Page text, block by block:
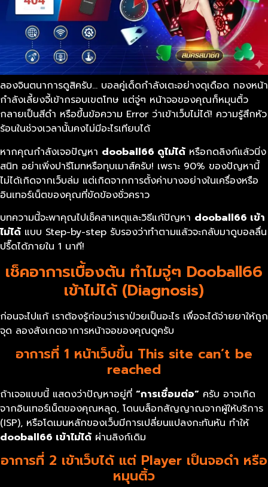
ลองจินตนาการดูสิครับ… บอลคู่เด็ดกำลังเตะอย่างดุเดือด กองหน้า
กำลังเลี้ยงจี้เข้ากรอบเขตโทษ แต่จู่ๆ หน้าจอของคุณก็หมุนติ้ว
กลายเป็นสีดำ หรือขึ้นข้อความ Error ว่าเข้าเว็บไม่ได้! ความรู้สึกหัว
ร้อนในช่วงเวลานั้นคงไม่มีอะไรเทียบได้
หากคุณกำลังเจอปัญหา dooball66 ดูไม่ได้ หรือกดลิงก์แล้วนิ่ง
สนิท อย่าเพิ่งปารีโมทหรือทุบเมาส์ครับ! เพราะ 90% ของปัญหานี้
ไม่ได้เกิดจากเว็บล่ม แต่เกิดจากการตั้งค่าบางอย่างในเครื่องหรือ
อินเทอร์เน็ตของคุณที่ขัดข้องชั่วคราว
บทความนี้จะพาคุณไปเช็คสาเหตุและวิธีแก้ปัญหา dooball66 เข้า
ไม่ได้ แบบ Step-by-step รับรองว่าทำตามแล้วจะกลับมาดูบอลลื่น
ปรื๊ดได้ภายใน 1 นาที!
เช็คอาการเบื้องต้น ทำไมจู่ๆ Dooball66
เข้าไม่ได้ (Diagnosis)
ก่อนจะไปแก้ เราต้องรู้ก่อนว่าเราป่วยเป็นอะไร เพื่อจะได้จ่ายยาให้ถูก
จุด ลองสังเกตอาการหน้าจอของคุณดูครับ
อาการที่ 1 หน้าเว็บขึ้น This site can’t be
reached
ถ้าเจอแบบนี้ แสดงว่าปัญหาอยู่ที่ “การเชื่อมต่อ” ครับ อาจเกิด
จากอินเทอร์เน็ตของคุณหลุด, โดนบล็อกสัญญาณจากผู้ให้บริการ
(ISP), หรือโดเมนหลักของเว็บมีการเปลี่ยนแปลงกะทันหัน ทำให้
dooball66 เข้าไม่ได้ ผ่านลิงก์เดิม
อาการที่ 2 เข้าเว็บได้ แต่ Player เป็นจอดำ หรือ
หมุนติ้ว